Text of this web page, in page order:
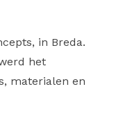
in Breda.
het
materialen en